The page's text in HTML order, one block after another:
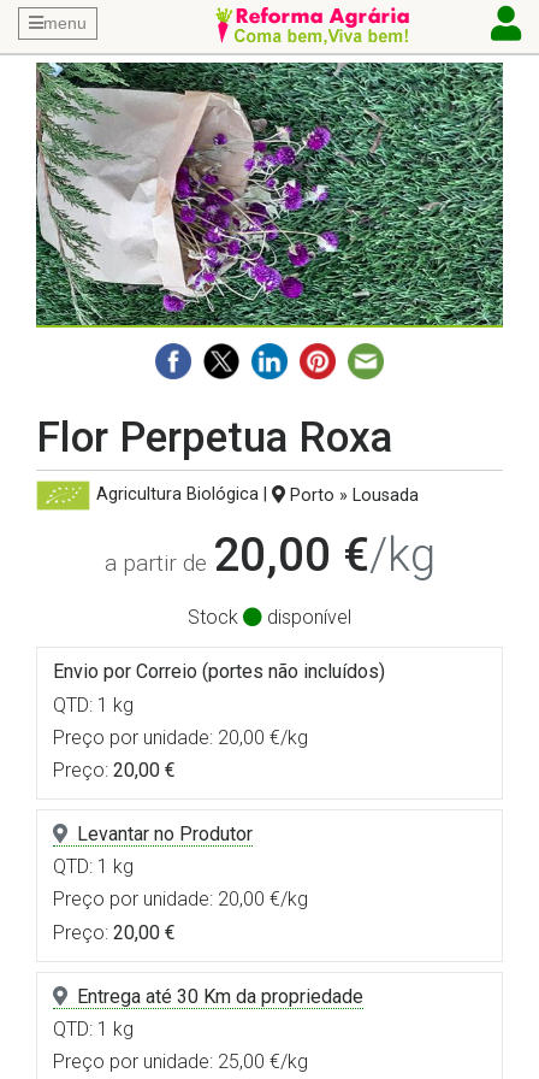
menu
Flor Perpetua Roxa
Agricultura Biológica| Porto » Lousada
a partir de 20,00 €/kg
Stock disponível
Envio por Correio (portes não incluídos)
QTD: 1 kg
Preço por unidade: 20,00 €/kg
Preço: 20,00 €
Levantar no Produtor
QTD: 1 kg
Preço por unidade: 20,00 €/kg
Preço: 20,00 €
Entrega até 30 Km da propriedade
QTD: 1 kg
Preço por unidade: 25,00 €/kg